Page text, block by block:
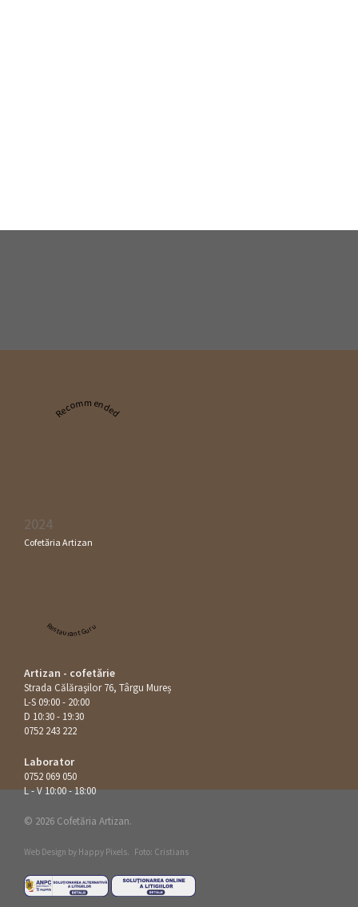
Recommended
2024
Cofetăria Artizan
Restaurant Guru
Artizan - cofetărie
Strada Călăraşilor 76, Târgu Mureș
L-S 09:00 - 20:00
D 10:30 - 19:30
0752 243 222
Laborator
0752 069 050
L - V 10:00 - 18:00
© 2026 Cofetăria Artizan.
Web Design by Happy Pixels. Foto: Cristians